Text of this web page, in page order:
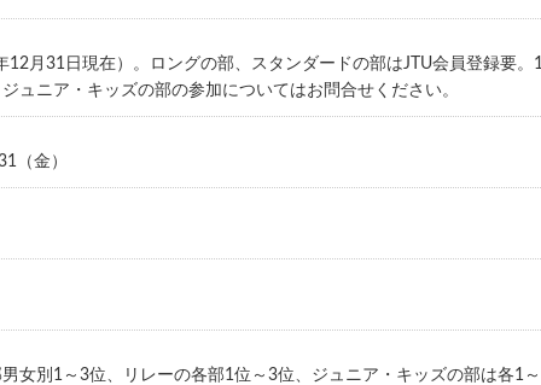
12月31日現在）。ロングの部、スタンダードの部はJTU会員登録要。
ュニア・キッズの部の参加についてはお問合せください。
（金）
女別1～3位、リレーの各部1位～3位、ジュニア・キッズの部は各1